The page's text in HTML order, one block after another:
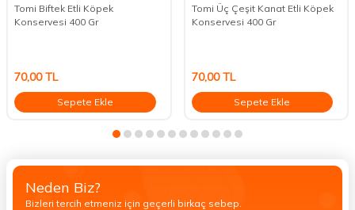
Tomi Biftek Etli Köpek
Konservesi 400 Gr
70,00TL
Sepete Ekle
Tomi Üç Çeşit Kanat Etli Köpek
Konservesi 400 Gr
70,00TL
Sepete Ekle
Neden Biz?
Bizleri tercih etmeniz için geçerli birkaç sebep.